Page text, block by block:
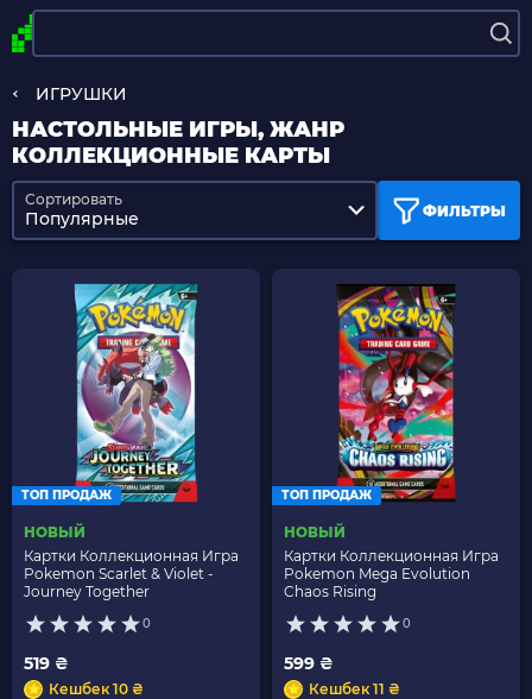
ИГРУШКИ
НАСТОЛЬНЫЕ ИГРЫ, ЖАНР
КОЛЛЕКЦИОННЫЕ КАРТЫ
ФИЛЬТРЫ
Сортировать
Популярные
ТОП ПРОДАЖ
НОВЫЙ
Картки Коллекционная Игра
Pokemon Scarlet & Violet -
Journey Together
0
519 ₴
Кешбек 10 ₴
ТОП ПРОДАЖ
НОВЫЙ
Картки Коллекционная Игра
Pokemon Mega Evolution
Chaos Rising
0
599 ₴
Кешбек 11 ₴